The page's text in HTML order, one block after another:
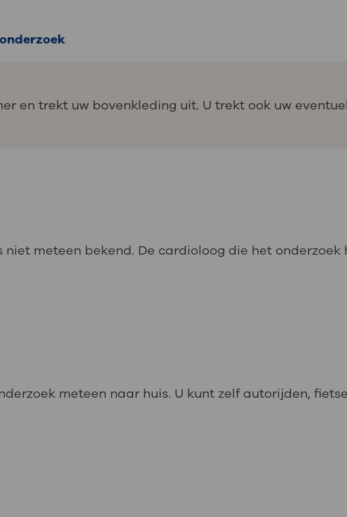
en trekt uw bovenkleding uit. U trekt ook uw
niet meteen bekend. De cardioloog die het
meteen naar huis. U kunt zelf autorijden,